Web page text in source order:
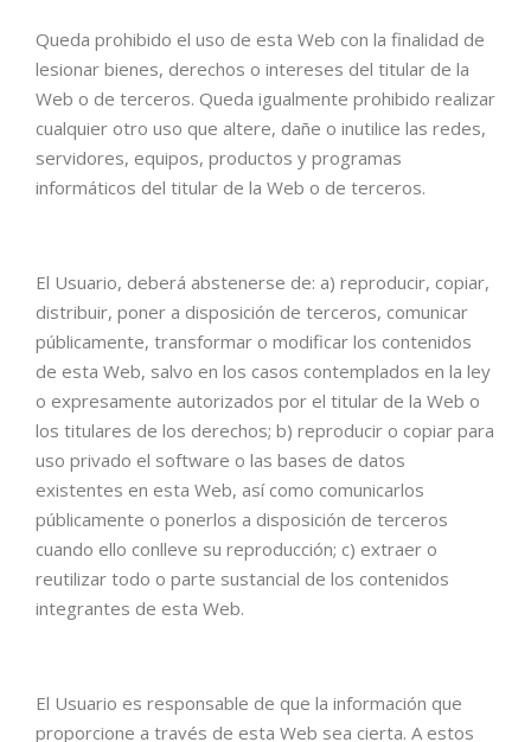
Queda prohibido el uso de esta Web con la finalidad de
lesionar bienes, derechos o intereses del titular de la
Web o de terceros. Queda igualmente prohibido realizar
cualquier otro uso que altere, dañe o inutilice las redes,
servidores, equipos, productos y programas
informáticos del titular de la Web o de terceros.
El Usuario, deberá abstenerse de: a) reproducir, copiar,
distribuir, poner a disposición de terceros, comunicar
públicamente, transformar o modificar los contenidos
de esta Web, salvo en los casos contemplados en la ley
o expresamente autorizados por el titular de la Web o
los titulares de los derechos; b) reproducir o copiar para
uso privado el software o las bases de datos
existentes en esta Web, así como comunicarlos
públicamente o ponerlos a disposición de terceros
cuando ello conlleve su reproducción; c) extraer o
reutilizar todo o parte sustancial de los contenidos
integrantes de esta Web.
El Usuario es responsable de que la información que
proporcione a través de esta Web sea cierta. A estos